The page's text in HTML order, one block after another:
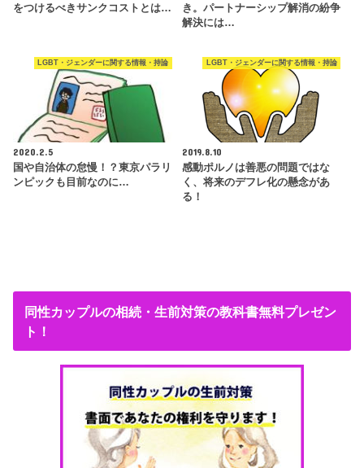
をつけるべきサンクコストとは…
き。パートナーシップ解消の紛争
解決には…
LGBT・ジェンダーに関する情報・持論
2020.2.5
国や自治体の怠慢！？東京パラリ
ンピックも目前なのに…
LGBT・ジェンダーに関する情報・持論
2019.8.10
感動ポルノは善悪の問題ではな
く、将来のデフレ化の懸念があ
る！
同性カップルの相続・生前対策の教科書無料プレゼン
ト！